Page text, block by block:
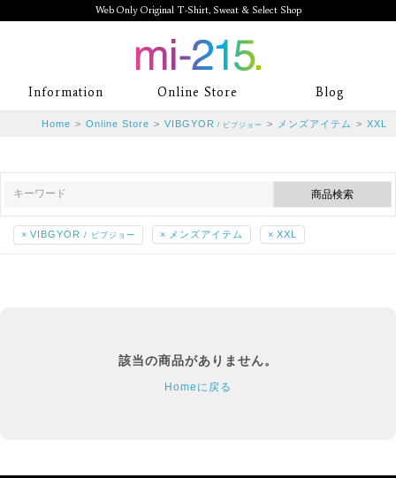
Web Only Original T-Shirt, Sweat & Select Shop
mi-215. Web Only Original T-Shirt,
Sweat & Select Shop mi-215. Tシャ
ランド専門通販
Information Online Store Blog
Home > Online Store > VIBGYOR / ビブジョー > メンズアイテム > XXL
× VIBGYOR / ビブジョー × メンズアイテム × XXL
該当の商品がありません。
Homeに戻る